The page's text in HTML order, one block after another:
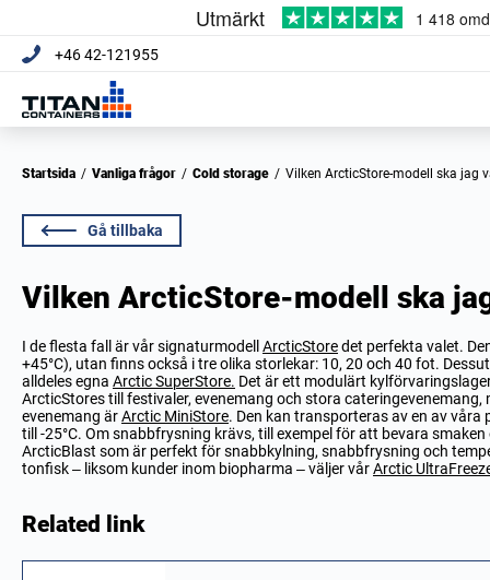
+46 42-121955
Startsida / Vanliga frågor / Cold storage / Vilken ArcticStore-modell ska jag
Gå tillbaka
Vilken ArcticStore-modell ska
I de flesta fall är vår signaturmodell ArcticStoredet perfekta valet.
+45°C), utan finns också i tre olika storlekar: 10, 20 och 40 fot.
alldeles egna Arctic SuperStore. Det är ett modulärt
ArcticStores till festivaler, evenemang och stora
evenemang ärArctic MiniStore. Den kan transporteras av en av våra
till -25°C. Om snabbfrysning krävs, till exempel för att bevara
ArcticBlast som är perfekt för snabbkylning, snabbfrysning och
tonfisk – liksom kunder inom biopharma – väljer vårArctic
Related link